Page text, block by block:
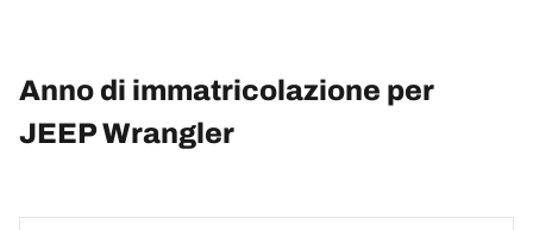
Anno di immatricolazione per
JEEP Wrangler